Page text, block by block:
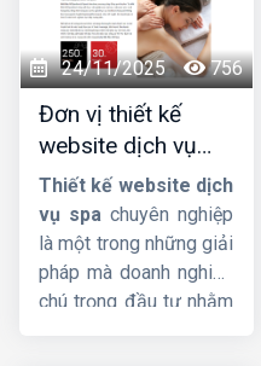
24/11/2025 756
Đơn vị thiết kế
website dịch vụ
spa uy tín, chuyên
nghiệp, chuẩn SEO
Thiết kế website dịch
vụ spa chuyên nghiệp
là một trong những giải
pháp mà doanh nghiệp
chú trọng đầu tư nhằm